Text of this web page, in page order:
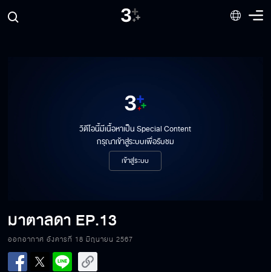
วิดีโอนี้มีเนื้อหาเป็น Special Content
กรุณาเข้าสู่ระบบเพื่อรับชม
เข้าสู่ระบบ
มาตาลดา EP.13
ออกอากาศ อังคารที่ 18 มิถุนายน 2567